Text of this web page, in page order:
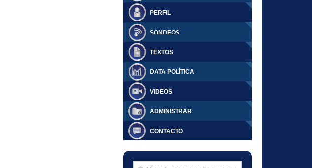
PERFIL
SONDEOS
TEXTOS
DATA POLÍTICA
VIDEOS
ADMINISTRAR
CONTACTO